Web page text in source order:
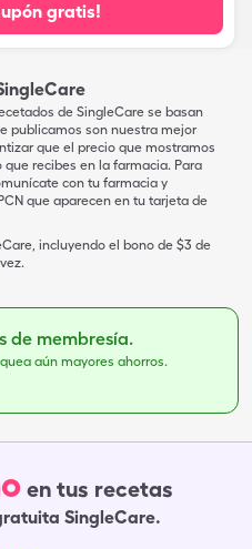
gratis!
de SingleCare se basan
publicamos son nuestra mejor
que el precio que mostramos
recibes en la farmacia. Para
con tu farmacia y
que aparecen en tu tarjeta de
incluyendo el bono de $3 de
de membresía.
aún mayores ahorros.
en tus recetas
SingleCare.